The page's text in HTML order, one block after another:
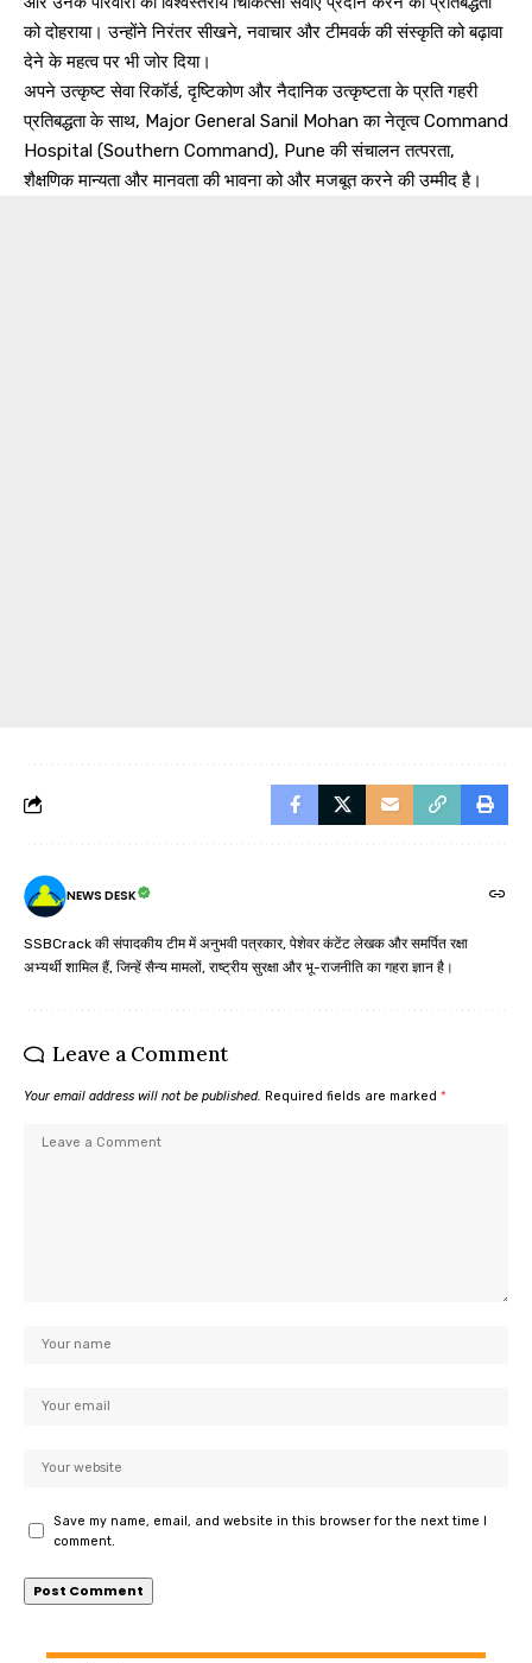
को दोहराया। उन्होंने निरंतर सीखने, नवाचार और टीमवर्क की संस्कृति को बढ़ावा
देने के महत्व पर भी जोर दिया।
अपने उत्कृष्ट सेवा रिकॉर्ड, दृष्टिकोण और नैदानिक उत्कृष्टता के प्रति गहरी
प्रतिबद्धता के साथ, Major General Sanil Mohan का नेतृत्व Command
Hospital (Southern Command), Pune की संचालन तत्परता,
शैक्षणिक मान्यता और मानवता की भावना को और मजबूत करने की उम्मीद है।
NEWS DESK
SSBCrack की संपादकीय टीम में अनुभवी पत्रकार, पेशेवर कंटेंट लेखक और समर्पित रक्षा
अभ्यर्थी शामिल हैं, जिन्हें सैन्य मामलों, राष्ट्रीय सुरक्षा और भू-राजनीति का गहरा ज्ञान है।
Leave a Comment
Your email address will not be published. Required fields are marked *
Save my name, email, and website in this browser for the next time I
comment.